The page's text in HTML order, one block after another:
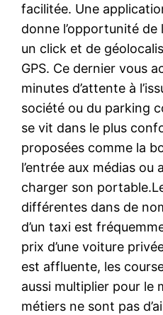
facilitée. Une
donne l’opportunité
un click et de
GPS. Ce dernier vous
minutes d’attente à
société ou du parking
se vit dans le plus
proposées comme la
l’entrée aux médias ou
charger son
différentes dans de
d’un taxi est
prix d’une voiture
est affluente, les
aussi multiplier pour le
métiers ne sont pas